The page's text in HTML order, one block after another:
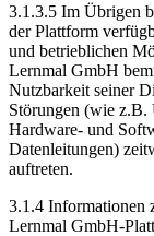
3.1.3.5 Im Übrigen
der Plattform
und betrieblichen
Lernmal GmbH
Nutzbarkeit seiner
Störungen (wie z.B.
Hardware- und
Datenleitungen)
auftreten.
3.1.4 Informationen
Lernmal GmbH-